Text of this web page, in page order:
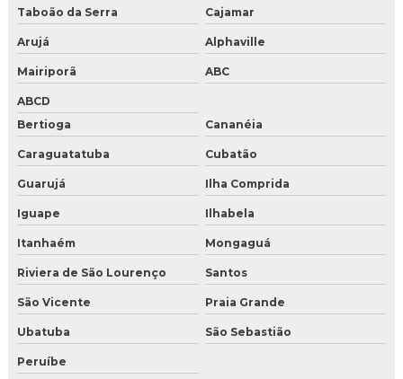
Gelo seco para drink
Gelo seco para drinks comprar
Gelo seco para festa
Gelo seco para laboratório
Gelo seco para transporte de produtos perecíveis
Gelo seco pellets
Melhor distribuidor de gelo seco
Venda de gelo seco perto de mim
Taboão da Serra Cajamar
Arujá Alphaville
Mairiporã ABC
ABCD
Bertioga
Cananéia
Caraguatatuba Cubatão
Guarujá Ilha Comprida
Iguape Ilhabela
Itanhaém Mongaguá
Riviera de São Lourenço Santos
São Vicente Praia Grande
Ubatuba São Sebastião
Peruíbe